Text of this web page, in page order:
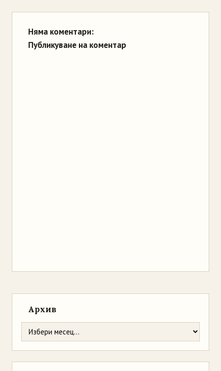
Няма коментари:
Публикуване на коментар
Архив